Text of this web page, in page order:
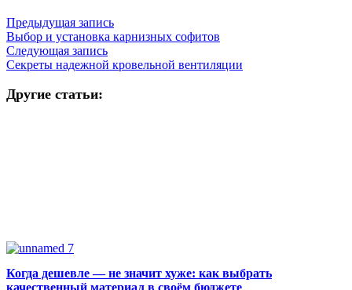
Предыдущая запись
Выбор и установка карнизных софитов
Следующая запись
Секреты надежной кровельной вентиляции
Другие статьи:
Когда дешевле — не значит хуже: как выбрать
качественный материал в своём бюджете